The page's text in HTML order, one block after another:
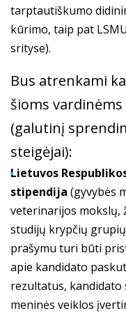
tarptautiškumo
kūrimo, taip pat
srityse).
Bus atrenkami
šioms
(galutinį
steigėjai):
Lietuvos
stipendija (gyvybės
veterinarijos mokslų,
studijų krypčių grupių
prašymu turi būti
apie kandidato
rezultatus, kandidato
meninės veiklos